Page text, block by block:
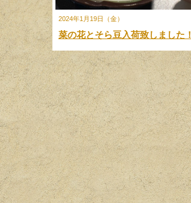
2024年1月19日（金）
菜の花とそら豆入荷致しました！